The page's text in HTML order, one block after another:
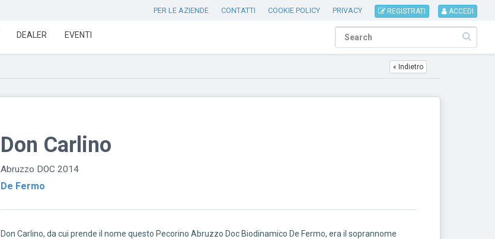
PER LE AZIENDE CONTATTI COOKIE POLICY PRIVACY REGISTRATI ACCEDI
DEALER EVENTI
« Indietro
Don Carlino
Abruzzo DOC 2014
De Fermo
Don Carlino, da cui prende il nome questo Pecorino Abruzzo Doc Biodinamico De Fermo, era il soprannome